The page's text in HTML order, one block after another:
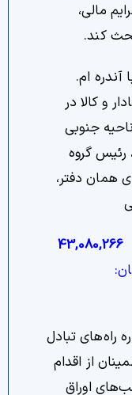
مالی،
کند.
ام.
و کالا در
جنوبی
رئیس گروه
همان دفتر،
43,080,266
راه‌های تبادل
از اقدام
اوراق